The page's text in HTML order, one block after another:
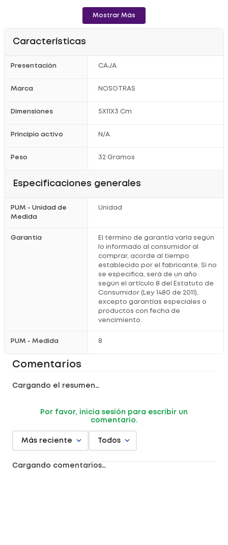
Registro Sanitario: NSOA10024-21CO.
Mostrar Más
Características
Presentación CAJA
Marca NOSOTRAS
Dimensiones 5X11X3 Cm
Principio activo N/A
Peso 32 Gramos
Especificaciones generales
PUM - Unidad de
Medida
Unidad
Garantía
El término de garantía varía según
lo informado al consumidor al
comprar, acorde al tiempo
establecido por el fabricante. Si no
se especifica, será de un año
según el artículo 8 del Estatuto de
Consumidor (Ley 1480 de 2011),
excepto garantías especiales o
productos con fecha de
vencimiento.
PUM - Medida 8
Comentarios
Cargando el resumen…
Por favor, inicia sesión para escribir un
comentario.
Más reciente Todos
Cargando comentarios…